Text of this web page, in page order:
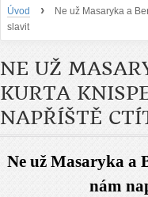
Úvod ›
Ne už Masaryka a
slavit
NE UŽ
KURTA
NAPŘÍŠTĚ
Ne už Masaryka a
nám